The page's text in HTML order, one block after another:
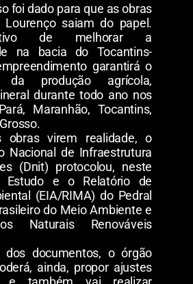
foi dado para que as obras
saiam do papel.
de melhorar a
na bacia do Tocantins-
garantirá o
da produção agrícola,
durante todo ano nos
Maranhão, Tocantins,
obras virem realidade, o
Nacional de Infraestrutura
(Dnit) protocolou, neste
e o Relatório de
(EIA/RIMA) do Pedral
do Meio Ambiente e
Naturais Renováveis
dos documentos, o órgão
ainda, propor ajustes